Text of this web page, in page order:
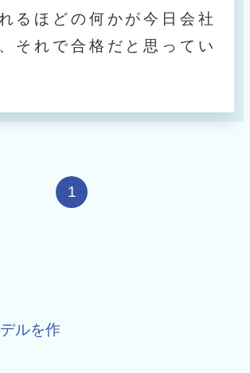
るほどの何かが今日会社
それで合格だと思ってい
1
ルを作